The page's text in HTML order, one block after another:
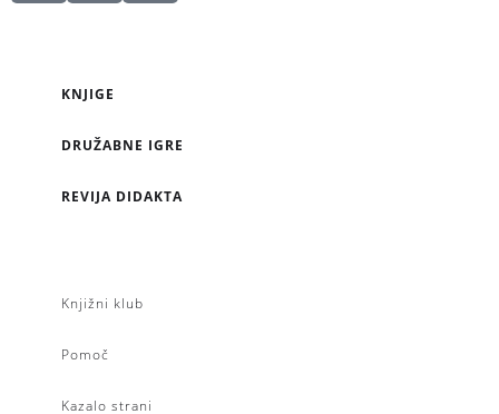
KNJIGE
DRUŽABNE IGRE
REVIJA DIDAKTA
Knjižni klub
Pomoč
Kazalo strani